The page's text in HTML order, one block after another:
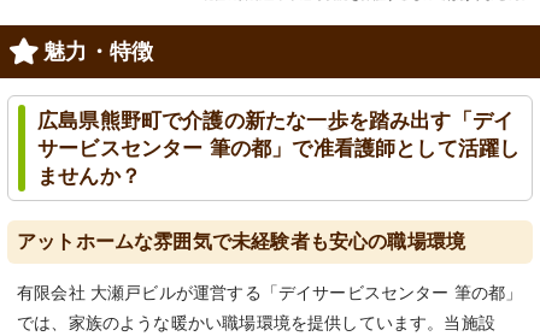
魅力・特徴
広島県熊野町で介護の新たな一歩を踏み出す「デイ
サービスセンター 筆の都」で准看護師として活躍し
ませんか？
アットホームな雰囲気で未経験者も安心の職場環境
有限会社 大瀬戸ビルが運営する「デイサービスセンター 筆の都」
では、家族のような暖かい職場環境を提供しています。当施設